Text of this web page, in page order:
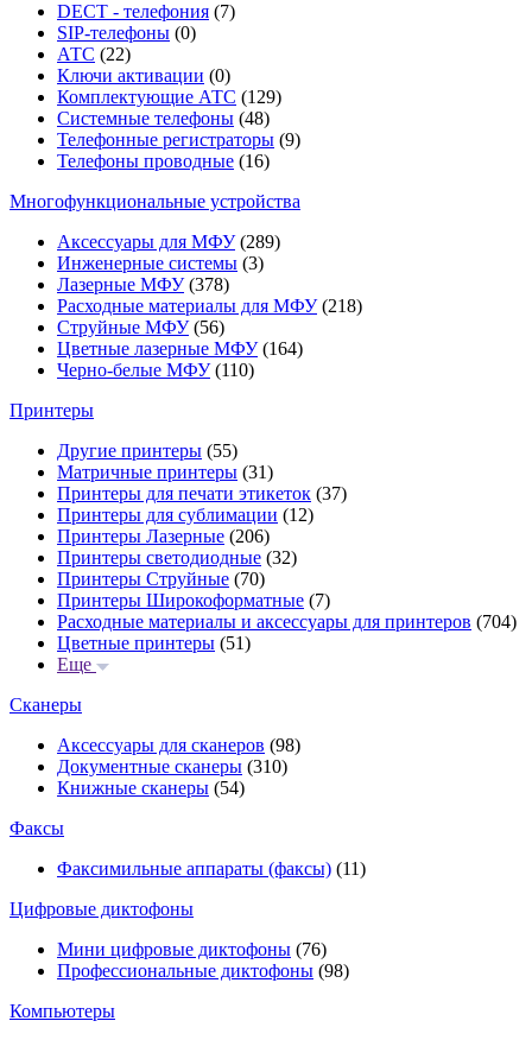
DECT - телефония (7)
SIP-телефоны (0)
АТС (22)
Ключи активации (0)
Комплектующие АТС (129)
Системные телефоны (48)
Телефонные регистраторы (9)
Телефоны проводные (16)
Многофункциональные устройства
Аксессуары для МФУ(289)
Инженерные системы (3)
Лазерные МФУ(378)
Расходные материалы для МФУ(218)
Струйные МФУ(56)
Цветные лазерные МФУ(164)
Черно-белые МФУ(110)
Принтеры
Другие принтеры (55)
Матричные принтеры (31)
Принтеры для печати этикеток (37)
Принтеры для сублимации (12)
Принтеры Лазерные (206)
Принтеры светодиодные (32)
Принтеры Струйные (70)
Принтеры Широкоформатные (7)
Расходные материалы и аксессуары для принтеров (704)
Цветные принтеры (51)
Еще
Сканеры
Аксессуары для сканеров (98)
Документные сканеры (310)
Книжные сканеры (54)
Факсы
Факсимильные аппараты (факсы) (11)
Цифровые диктофоны
Мини цифровые диктофоны (76)
Профессиональные диктофоны (98)
Компьютеры